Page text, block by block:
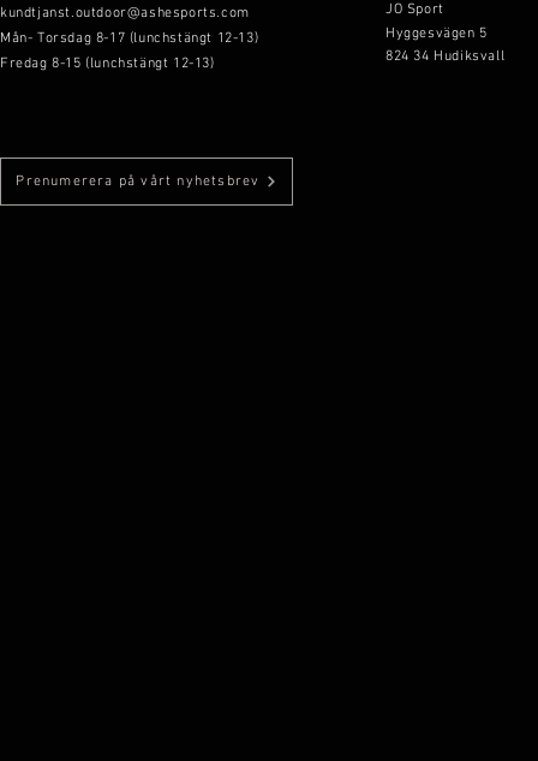
kundtjanst.outdoor@ashesports.com
Mån- Torsdag 8-17 (lunchstängt 12-13)
Fredag 8-15 (lunchstängt 12-13)
JO Sport
Hyggesvägen 5
824 34 Hudiksvall
Prenumerera på vårt nyhetsbrev